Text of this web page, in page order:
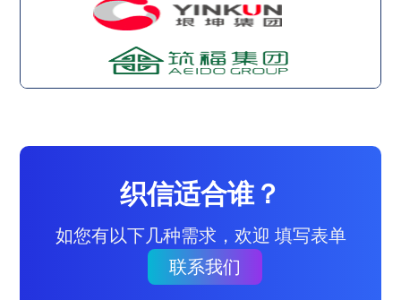
织信适合谁？
如您有以下几种需求，欢迎 填写表单
联系我们